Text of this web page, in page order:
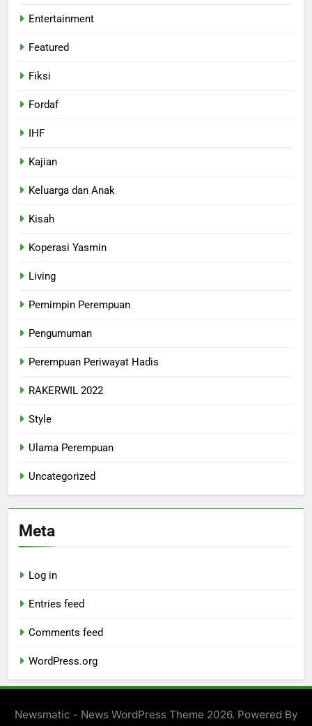
Entertainment
Featured
Fiksi
Fordaf
IHF
Kajian
Keluarga dan Anak
Kisah
Koperasi Yasmin
Living
Pemimpin Perempuan
Pengumuman
Perempuan Periwayat Hadis
RAKERWIL 2022
Style
Ulama Perempuan
Uncategorized
Meta
Log in
Entries feed
Comments feed
WordPress.org
Newsmatic - News WordPress Theme 2026. Powered By